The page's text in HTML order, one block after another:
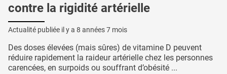
contre la rigidité artérielle
Actualité publiée il y a 8 années 7 mois
Des doses élevées (mais sûres) de vitamine D peuvent
réduire rapidement la raideur artérielle chez les personnes
carencées, en surpoids ou souffrant d’obésité ...